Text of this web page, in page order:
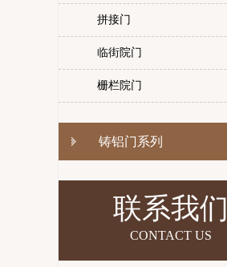
拼接门
临街院门
栅栏院门
铸铝门系列
联系我们
CONTACT US